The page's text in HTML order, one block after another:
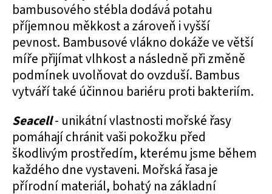
bambusového stébla dodává potahu
příjemnou měkkost a zároveň i vyšší
pevnost. Bambusové vlákno dokáže ve větší
míře přijímat vlhkost a následně při změně
podmínek uvolňovat do ovzduší. Bambus
vytváří také účinnou bariéru proti bakteriím.
Seacell- unikátní vlastnosti mořské řasy
pomáhají chránit vaši pokožku před
škodlivým prostředím, kterému jsme během
každého dne vystaveni. Mořská řasa je
přírodní materiál, bohatý na základní